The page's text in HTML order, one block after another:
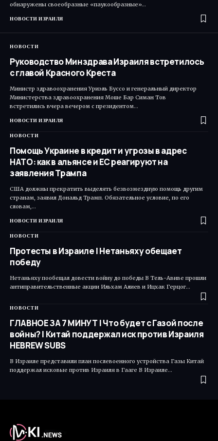
обнаружены своеобразные «паукообразные»…
НОВОСТИ ИЗРАИЛЯ
НОВОСТИ
Руководство Минздрава Израиля встретилось
с главой Красного Креста
Министр здравоохранения Уриэль Буссо и генеральный директор
Министерства здравоохранения Моше Бар Симан Тов
встретились вчера вечером с президентом…
НОВОСТИ ИЗРАИЛЯ
НОВОСТИ
Помощь Украине в кредит и угрозы в адрес
НАТО: как в альянсе и ЕС реагируют на
заявления Трампа
США должны прекратить выделять безвозмездную помощь другим
странам, заявил Дональд Трамп. Обязательное условие, по его
словам,…
НОВОСТИ ИЗРАИЛЯ
НОВОСТИ
Протесты в Израиле | Нетаньяху обещает
победу
Нетаньяху пообещал довести войну до победы В Тель-Авиве прошли
антиправительственные акции Ильхам Алиев и Ицхак Герцог…
НОВОСТИ
ГЛАВНОЕ ЗА 7 МИНУТ | Что будет с Газой после
войны? | Китай поддержал иск против Израиля
HEBREW SUBS
В Израиле представили план послевоенного устройства Газы Китай
поддержал исковые против Израиля в Гааге В Израиле…